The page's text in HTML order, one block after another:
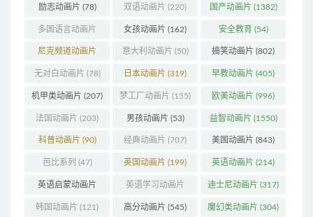
励志动画片 (78) 双语动画片 (220) 国产动画片 (1382)
多国语言动画片
(179)
女孩动画片 (162) 安全教育 (54)
尼克频道动画片
(83)
意大利动画片 (50) 搞笑动画片 (802)
无对白动画片 (78) 日本动画片 (319) 早教动画片 (405)
机甲类动画片 (207) 梦工厂动画片 (155) 欧美动画片 (996)
法国动画片 (203) 男孩动画片 (53) 益智动画片 (1550)
科普动画片 (90) 经典动画片 (707) 美国动画片 (843)
芭比系列 (47) 英国动画片 (199) 英语动画片 (214)
英语启蒙动画片
(162)
英语学习动画片
(85)
迪士尼动画片 (317)
韩国动画片 (121) 高分动画片 (545) 魔幻类动画片 (304)